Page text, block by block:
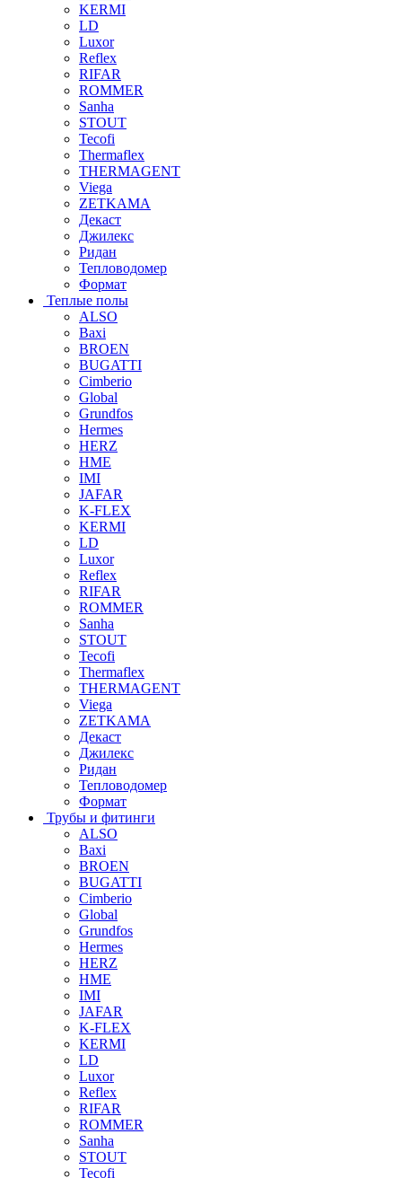
KERMI
LD
Luxor
Reflex
RIFAR
ROMMER
Sanha
STOUT
Tecofi
Thermaflex
THERMAGENT
Viega
ZETKAMA
Декаст
Джилекс
Ридан
Тепловодомер
Формат
Теплые полы
ALSO
Baxi
BROEN
BUGATTI
Cimberio
Global
Grundfos
Hermes
HERZ
HME
IMI
JAFAR
K-FLEX
KERMI
LD
Luxor
Reflex
RIFAR
ROMMER
Sanha
STOUT
Tecofi
Thermaflex
THERMAGENT
Viega
ZETKAMA
Декаст
Джилекс
Ридан
Тепловодомер
Формат
Трубы и фитинги
ALSO
Baxi
BROEN
BUGATTI
Cimberio
Global
Grundfos
Hermes
HERZ
HME
IMI
JAFAR
K-FLEX
KERMI
LD
Luxor
Reflex
RIFAR
ROMMER
Sanha
STOUT
Tecofi